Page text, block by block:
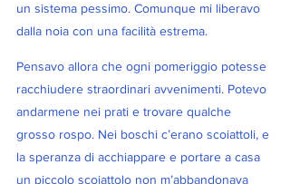
un sistema pessimo. Comunque mi liberavo
dalla noia con una facilità estrema.
Pensavo allora che ogni pomeriggio potesse
racchiudere straordinari avvenimenti. Potevo
andarmene nei prati e trovare qualche
grosso rospo. Nei boschi c’erano scoiattoli, e
la speranza di acchiappare e portare a casa
un piccolo scoiattolo non m’abbandonava